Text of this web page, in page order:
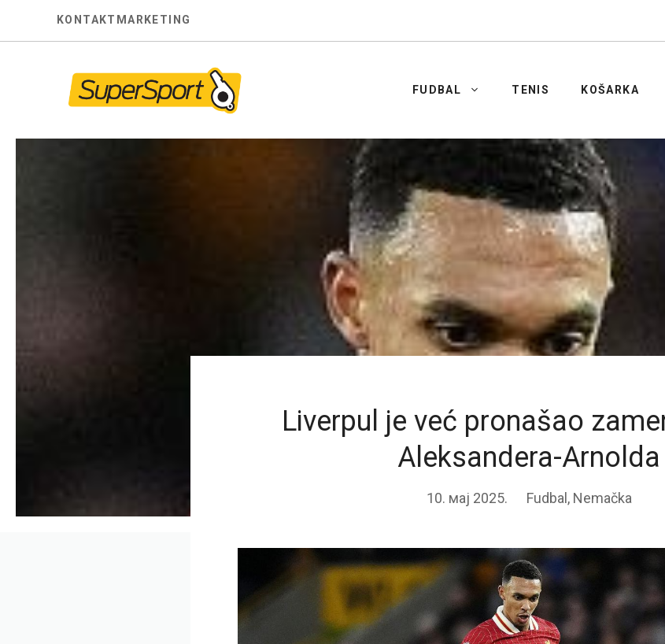
KONTAKT MARKETING
FUDBAL TENIS KOŠARKA
Liverpul je već pronašao
Aleksandera-Arnolda
10. мај 2025. Fudbal , Nemačka